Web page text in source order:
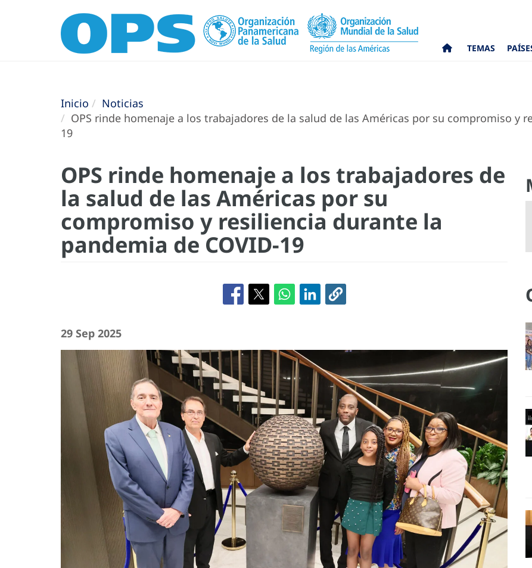
TEMAS
Inicio
Noticias
OPS rinde homenaje a los trabajadores de la salud de las Américas por su compromiso y
19
OPS rinde homenaje a los trabajadores de
la salud de las Américas por su
compromiso y resiliencia durante la
pandemia de COVID-19
29 Sep 2025